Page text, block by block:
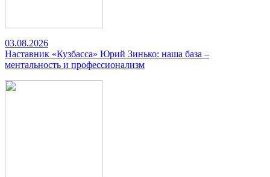
03.08.2026
Наставник «Кузбасса» Юрий Зинько: наша база –
ментальность и профессионализм